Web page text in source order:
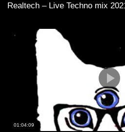
Realtech – Live Techno mix
01:04:09